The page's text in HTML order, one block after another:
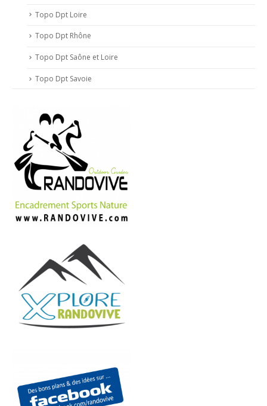
Topo Dpt Loire
Topo Dpt Rhône
Topo Dpt Saône et Loire
Topo Dpt Savoie